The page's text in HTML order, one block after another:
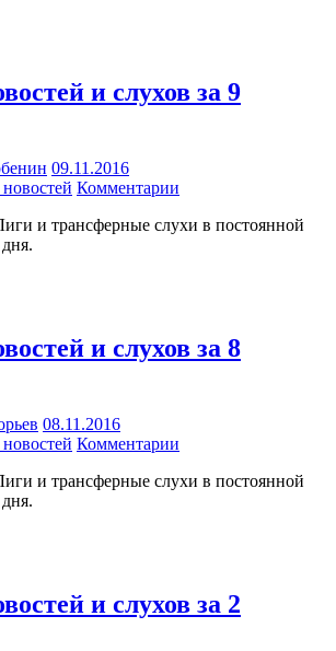
и слухов за 9
09.11.2016
Комментарии
и трансферные слухи в постоянной
и слухов за 8
08.11.2016
Комментарии
и трансферные слухи в постоянной
и слухов за 2